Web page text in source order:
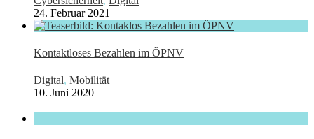
24. Februar 2021
Kontaktloses Bezahlen im ÖPNV
Digital, Mobilität
10. Juni 2020